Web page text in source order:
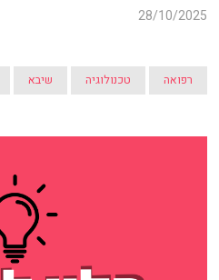
28/10/2025
רפואה טכנולוגיה שיבא